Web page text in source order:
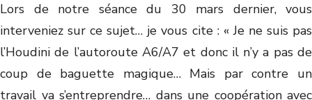
Lors de notre séance du 30 mars dernier, vous
interveniez sur ce sujet… je vous cite : « Je ne suis pas
l’Houdini de l’autoroute A6/A7 et donc il n’y a pas de
coup de baguette magique… Mais par contre un
travail va s’entreprendre… dans une coopération avec